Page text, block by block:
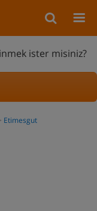
ister misiniz?
Etimesgut